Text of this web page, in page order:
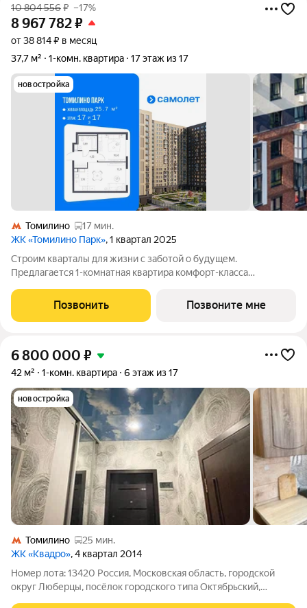
10 804 556₽ –17%
8 967 782₽
от 38 814 ₽ в месяц
37,7 м²
1-комн. квартира 17 этаж из 17
новостройка
Томилино
17 мин.
ЖК «Томилино Парк», 1 квартал 2025
Строим кварталы для жизни с заботой о будущем.
Предлагается 1-комнатная квартира комфорт-класса
этаже, в жилом комплексе "Томилино Парк".Квартира
комплекса на выбор: может быть как с отделкой,
Позвонить Позвоните мне
6 800 000 ₽
42 м² 1-комн. квартира 6 этаж из 17
новостройка
Томилино
25 мин.
ЖК «Квадро», 4 квартал 2014
Номер лота: 13420 Россия, Московская область, городской
округ Люберцы, посёлок городского типа Октябрьский,